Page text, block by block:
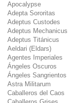
Apocalypse
Adepta Sororitas
Adeptus Custodes
Adeptus Mechanicus
Adeptus Titánicus
Aeldari (Eldars)
Agentes Imperiales
Ángeles Oscuros
Ángeles Sangrientos
Astra Militarum
Caballeros del Caos